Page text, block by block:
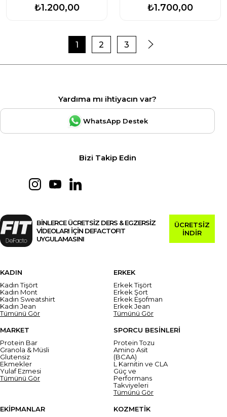
₺1.200,00 ₺1.700,00
1 2 3
Yardıma mı ihtiyacın var?
WhatsApp Destek
Bizi Takip Edin
BİNLERCE ÜCRETSİZ DERS & EGZERSİZ
VİDEOLARI İÇİN DEFACTOFIT
UYGULAMASINI
ÜCRETSİZ
İNDİR
KADIN
Kadın Tişört
Kadın Mont
Kadın Sweatshirt
Kadın Jean
Tümünü Gör
ERKEK
Erkek Tişört
Erkek Şort
Erkek Eşofman
Erkek Jean
Tümünü Gör
MARKET
Protein Bar
Granola & Müsli
Glutensiz
Ekmekler
Yulaf Ezmesi
Tümünü Gör
SPORCU BESİNLERİ
Protein Tozu
Amino Asit
(BCAA)
L Karnitin ve CLA
Güç ve
Performans
Takviyeleri
Tümünü Gör
EKİPMANLAR
KOZMETİK